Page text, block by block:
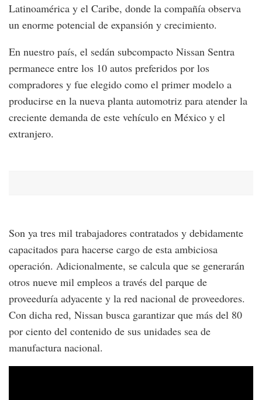
Latinoamérica y el Caribe, donde la compañía observa
un enorme potencial de expansión y crecimiento.
En nuestro país, el sedán subcompacto Nissan Sentra
permanece entre los 10 autos preferidos por los
compradores y fue elegido como el primer modelo a
producirse en la nueva planta automotriz para atender la
creciente demanda de este vehículo en México y el
extranjero.
Son ya tres mil trabajadores contratados y debidamente
capacitados para hacerse cargo de esta ambiciosa
operación. Adicionalmente, se calcula que se generarán
otros nueve mil empleos a través del parque de
proveeduría adyacente y la red nacional de proveedores.
Con dicha red, Nissan busca garantizar que más del 80
por ciento del contenido de sus unidades sea de
manufactura nacional.